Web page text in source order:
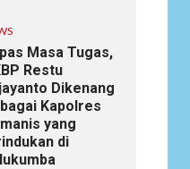
Masa Tugas,
Restu
Dikenang
Kapolres
yang
di